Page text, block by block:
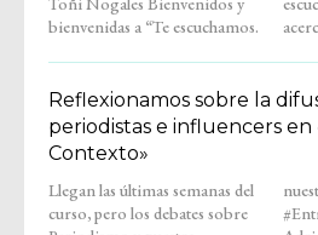
bienvenidas a “Te escuchamos.
Reflexionamos sobre la
periodistas e influencers en
Contexto»
Llegan las últimas semanas del
curso, pero los debates sobre
nuestro propio podcast de
#Entremedios. Laura Jiménez,